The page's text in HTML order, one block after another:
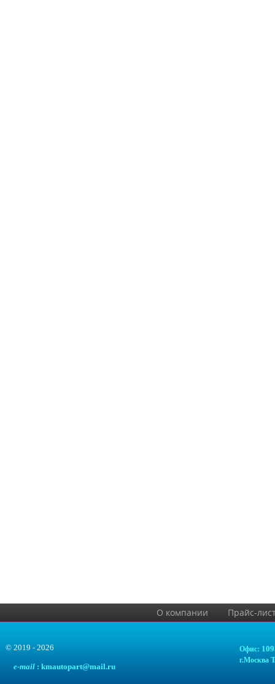
© 2019 - 2026 Офис:
г.Москва
e-mail : kmautopart@mail.ru
О компании Прайс-